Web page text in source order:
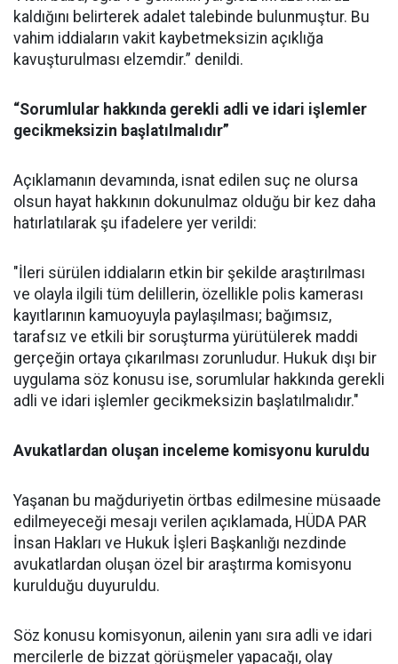
kaldığını belirterek adalet talebinde bulunmuştur. Bu
vahim iddiaların vakit kaybetmeksizin açıklığa
kavuşturulması elzemdir.” denildi.
“Sorumlular hakkında gerekli adli ve idari işlemler
gecikmeksizin başlatılmalıdır”
Açıklamanın devamında, isnat edilen suç ne olursa
olsun hayat hakkının dokunulmaz olduğu bir kez daha
hatırlatılarak şu ifadelere yer verildi:
"İleri sürülen iddiaların etkin bir şekilde araştırılması
ve olayla ilgili tüm delillerin, özellikle polis kamerası
kayıtlarının kamuoyuyla paylaşılması; bağımsız,
tarafsız ve etkili bir soruşturma yürütülerek maddi
gerçeğin ortaya çıkarılması zorunludur. Hukuk dışı bir
uygulama söz konusu ise, sorumlular hakkında gerekli
adli ve idari işlemler gecikmeksizin başlatılmalıdır."
Avukatlardan oluşan inceleme komisyonu kuruldu
Yaşanan bu mağduriyetin örtbas edilmesine müsaade
edilmeyeceği mesajı verilen açıklamada, HÜDA PAR
İnsan Hakları ve Hukuk İşleri Başkanlığı nezdinde
avukatlardan oluşan özel bir araştırma komisyonu
kurulduğu duyuruldu.
Söz konusu komisyonun, ailenin yanı sıra adli ve idari
mercilerle de bizzat görüşmeler yapacağı, olay